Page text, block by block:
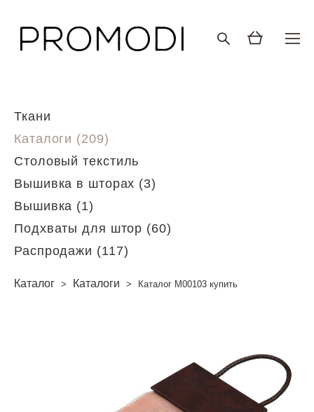
Ткани
Каталоги (209)
Столовый текстиль
Вышивка в шторах (3)
Вышивка (1)
Подхваты для штор (60)
Распродажи (117)
Каталог > Каталоги > Каталог M00103 купить